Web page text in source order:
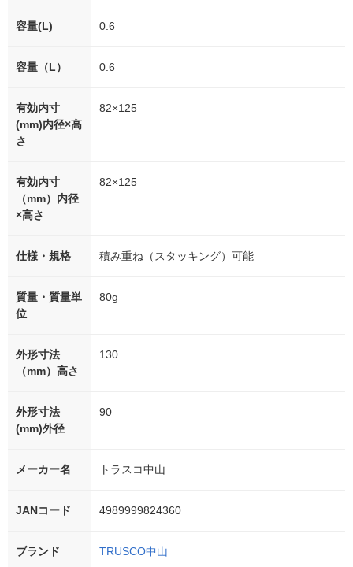
容量(L) 0.6
容量（L） 0.6
有効内寸
(mm)内径×高
さ
82×125
有効内寸
（mm）内径
×高さ
82×125
仕様・規格 積み重ね（スタッキング）可能
質量・質量単
位
80g
外形寸法
（mm）高さ
130
外形寸法
(mm)外径
90
メーカー名 トラスコ中山
JANコード 4989999824360
ブランド TRUSCO中山